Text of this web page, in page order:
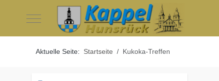
Mobile Menu Toggle
Aktuelle Seite: Startseite Kukoka-Treffen